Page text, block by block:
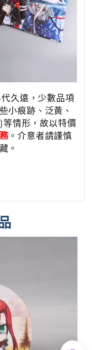
久遠，少數品項
小痕跡、泛黃、
情形，故以特價
。介意者請謹慎
。